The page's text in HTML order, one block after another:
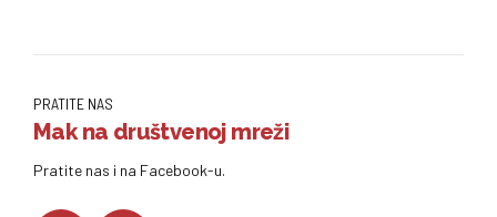
PRATITE NAS
Mak na društvenoj mreži
Pratite nas i na Facebook-u.